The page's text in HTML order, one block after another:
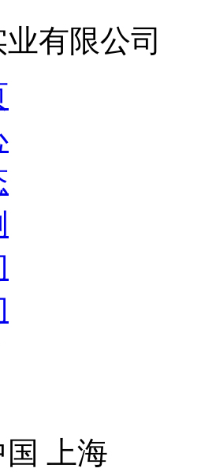
业有限公司